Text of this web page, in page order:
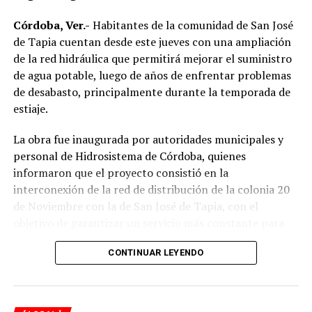
Córdoba, Ver.- Habitantes de la comunidad de San José
de Tapia cuentan desde este jueves con una ampliación
de la red hidráulica que permitirá mejorar el suministro
de agua potable, luego de años de enfrentar problemas
de desabasto, principalmente durante la temporada de
estiaje.
La obra fue inaugurada por autoridades municipales y
personal de Hidrosistema de Córdoba, quienes
informaron que el proyecto consistió en la
interconexión de la red de distribución de la colonia 20
de Noviembre con la de San José de Tapia, con el
los usuarios.
De acuerdo con la información proporcionada, los
trabajos incluyeron la instalación de aproximadamente
mil 480 metros de tubería de polietileno de alta
CONTINUAR LEYENDO